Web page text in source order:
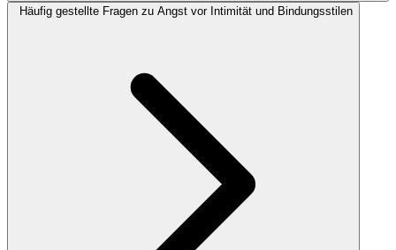
Häufig gestellte Fragen zu Angst vor Intimität und Bindungsstilen